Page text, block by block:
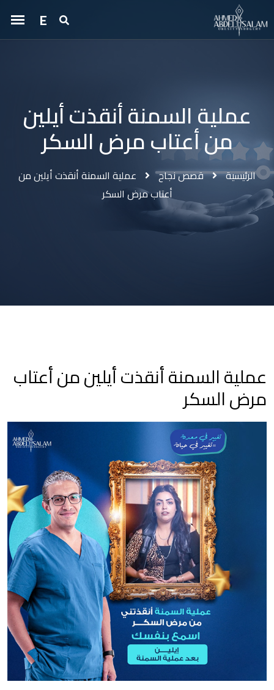
E
عملية السمنة أنقذت أيلين
من أعتاب مرض السكر
الرئيسية قصص نجاح
عملية السمنة أنقذت أيلين من
أعتاب مرض السكر
عملية السمنة أنقذت أيلين من أعتاب
مرض السكر